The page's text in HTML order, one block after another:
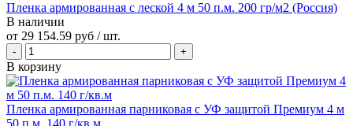
Пленка армированная с леской 4 м 50 п.м. 200 гр/м2 (Россия)
В наличии
от 29 154.59 руб / шт.
В корзину
Пленка армированная парниковая с УФ защитой Премиум 4 м